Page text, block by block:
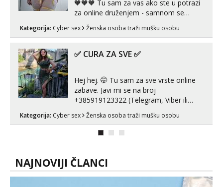
🧡🧡🧡 Tu sam za vas ako ste u potrazi
za online druženjem - samnom se
možete zabaviti preko videopoziva, ili
ako vam nisam dovoljna radim i u paru i
😉 Radim i vruća tipkanja uz slike i hot
Kategorija: Cyber sex Ženska osoba traži mušku osobu
✅ CURA ZA SVE ✅
Hej hej. 🤭 Tu sam za sve vrste online
zabave. Javi mi se na broj
+385919123322 (Telegram, Viber ili
Whatsapp). 🤙 NE javljaj se na uzivo.
Hvala.
Kategorija: Cyber sex Ženska osoba traži mušku osobu
NAJNOVIJI ČLANCI